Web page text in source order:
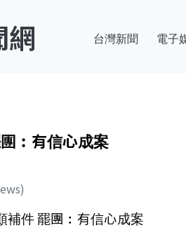
網 台灣新聞 電子
︰有信心成案
補件 罷團︰有信心成案